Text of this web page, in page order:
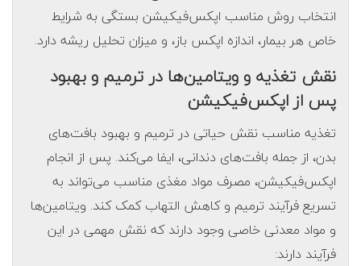
انتخاب روش مناسب اپکس‌فیکیشن بستگی به شرایط
خاص هر بیمار، اندازه اپکس باز، و میزان تحلیل ریشه دارد.
نقش تغذیه و ویتامین‌ها در ترمیم و بهبود
پس از اپکس‌فیکیشن
تغذیه مناسب نقش حیاتی در ترمیم و بهبود بافت‌های
بدن، از جمله بافت‌های دندانی، ایفا می‌کند. پس از انجام
اپکس‌فیکیشن، مصرف مواد مغذی مناسب می‌تواند به
تسریع فرآیند ترمیم و کاهش التهاب کمک کند. ویتامین‌ها
و مواد معدنی خاصی وجود دارند که نقش مهمی در این
فرآیند دارند: